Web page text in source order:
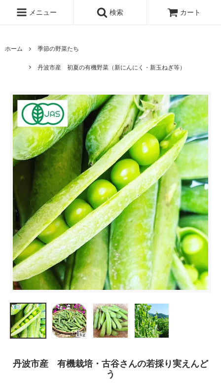
メニュー 検索 カート
ホーム 季節の野菜たち
丹波市産 初夏の有機野菜（新にんにく・新玉ねぎ等）
丹波市産 有機栽培・古谷さんの若採り実えんど
う